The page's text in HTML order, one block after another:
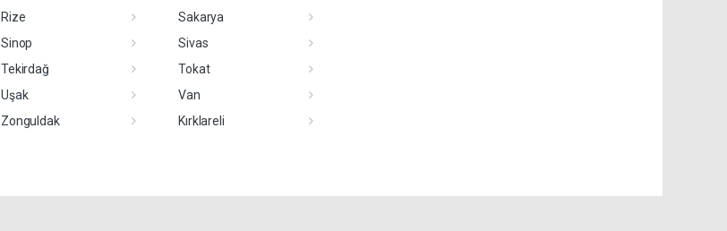
Rize
Sakarya
Sinop
Sivas
Tekirdağ
Tokat
Uşak
Van
Zonguldak
Kırklareli